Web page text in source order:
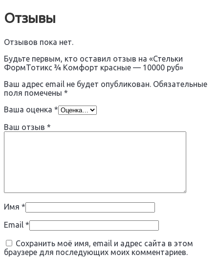
Отзывы
Отзывов пока нет.
Будьте первым, кто оставил отзыв на «Стельки
ФормТотикс ¾ Комфорт красные — 10000 руб»
Ваш адрес email не будет опубликован. Обязательные
поля помечены *
Ваша оценка *
Ваш отзыв *
Имя *
Email *
Сохранить моё имя, email и адрес сайта в этом
браузере для последующих моих комментариев.